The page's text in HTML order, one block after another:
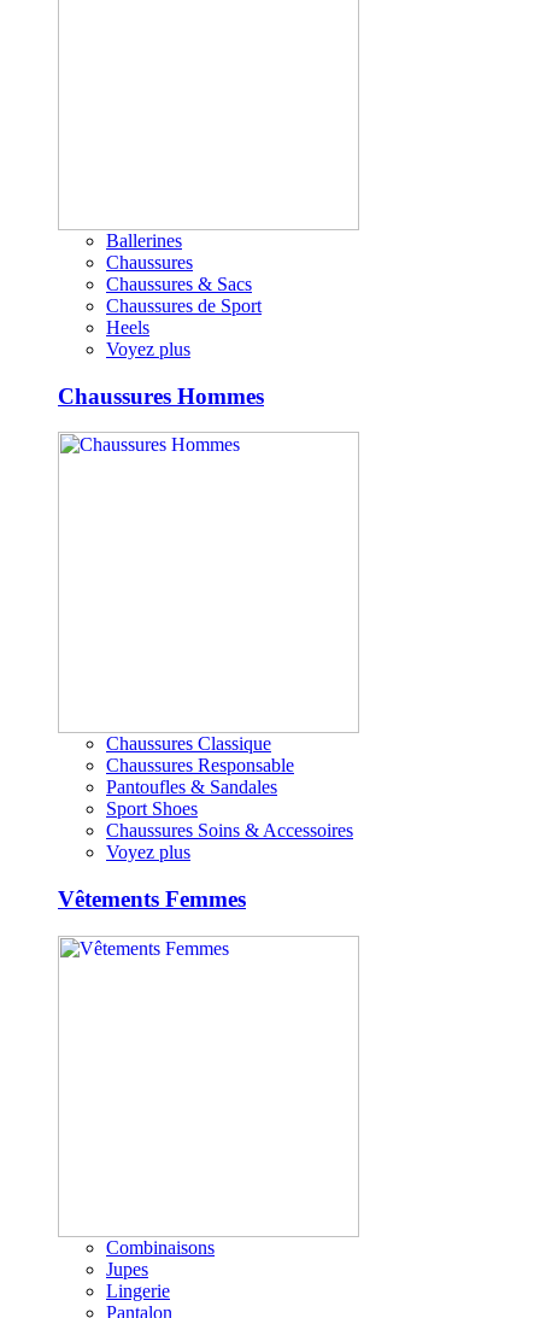
Ballerines
Chaussures
Chaussures & Sacs
Chaussures de Sport
Heels
Voyez plus
Chaussures Hommes
Chaussures Classique
Chaussures Responsable
Pantoufles & Sandales
Sport Shoes
Chaussures Soins & Accessoires
Voyez plus
Vêtements Femmes
Combinaisons
Jupes
Lingerie
Pantalon